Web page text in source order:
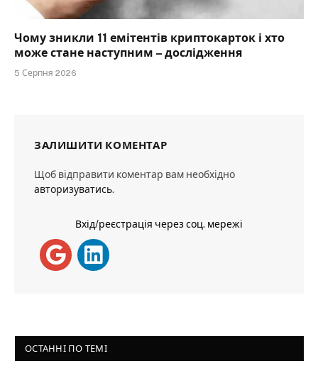
Чому зникли 11 емітентів криптокарток і хто
може стане наступним – дослідження
5 Серпня 2026
ЗАЛИШИТИ КОМЕНТАР
Щоб відправити коментар вам необхідно
авторизуватись.
Вхід/реєстрація через соц. мережі
ОСТАННІ ПО ТЕМІ